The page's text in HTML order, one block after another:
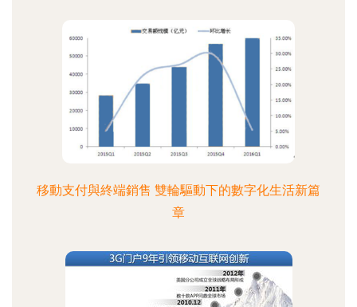
移動支付與終端銷售 雙輪驅動下的數字化生活新篇
章